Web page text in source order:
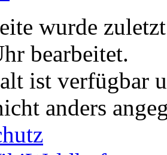
wurde
bearbeitet.
ist verfügbar
anders